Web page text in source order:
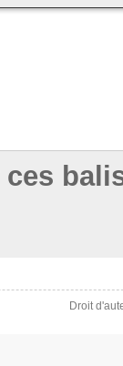
ces
Droit